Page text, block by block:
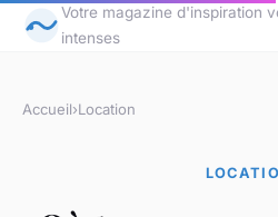
Votre magazine d'inspiration
intenses
Accueil›Location